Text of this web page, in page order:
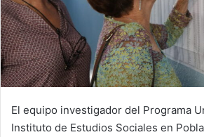
El equipo investigador del Programa
Instituto de Estudios Sociales en